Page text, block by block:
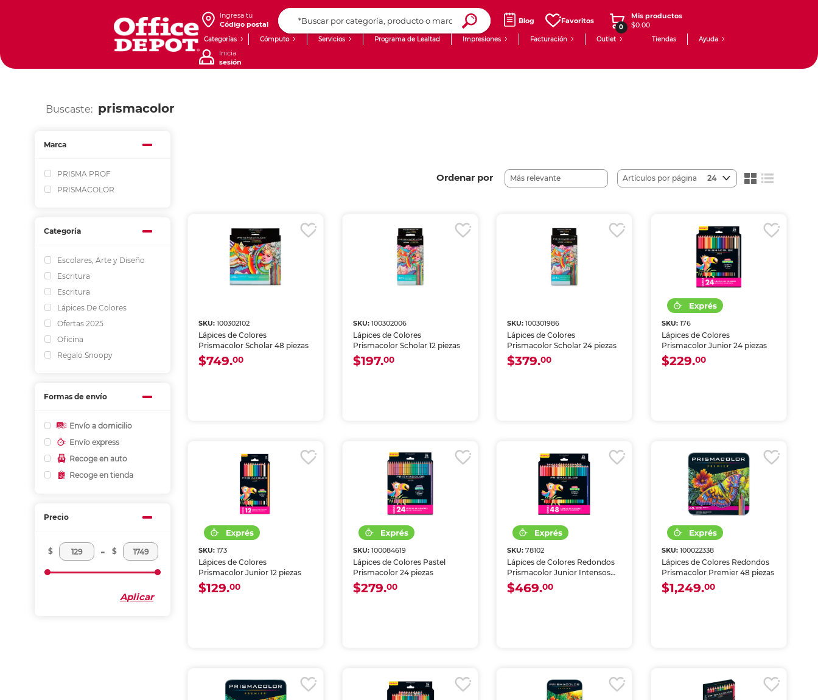
Ingresa tu
Código postal
Blog Favoritos
0
Mis productos
$0.00
Categorías Cómputo Servicios Programa de Lealtad Impresiones Facturación Outlet Tiendas Ayuda
Inicia
sesión
Buscaste: prismacolor
Marca
PRISMA PROF
PRISMACOLOR
Categoría
Escolares, Arte y Diseño
Escritura
Escritura
Lápices De Colores
Ofertas 2025
Oficina
Regalo Snoopy
Formas de envío
Envío a domicilio
Envío express
Recoge en auto
Recoge en tienda
Precio
$ - $
Aplicar
Ordenar por Artículos por página 24
SKU:100302102
Lápices de Colores
Prismacolor Scholar 48 piezas
$749.00
SKU: 100302006
Lápices de Colores
Prismacolor Scholar 12 piezas
$197.00
SKU:100301986
Lápices de Colores
Prismacolor Scholar 24 piezas
$379.00
SKU: 176
Lápices de Colores
Prismacolor Junior 24 piezas
$229.00
SKU:173
Lápices de Colores
Prismacolor Junior 12 piezas
$129.00
SKU: 100084619
Lápices de Colores Pastel
Prismacolor 24 piezas
$279.00
SKU:78102
Lápices de Colores Redondos
Prismacolor Junior Intensos
4.0 mm 48 piezas
$469.00
SKU: 100022338
Lápices de Colores Redondos
Prismacolor Premier 48 piezas
$1,249.00